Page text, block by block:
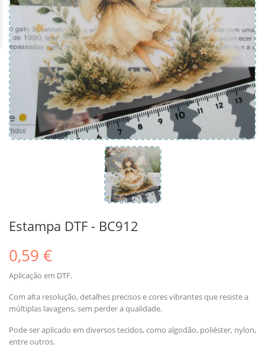
Estampa DTF - BC912
0,59 €
Aplicação em DTF.
Com alta resolução, detalhes precisos e cores vibrantes que resiste a
múltiplas lavagens, sem perder a qualidade.
Pode ser aplicado em diversos tecidos, como algodão, poliéster, nylon,
entre outros.